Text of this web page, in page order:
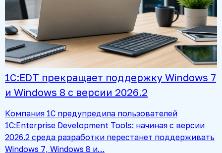
1С:EDT прекращает поддержку Windows 7
и Windows 8 с версии 2026.2
Компания 1С предупредила пользователей
1C:Enterprise Development Tools: начиная с версии
2026.2 среда разработки перестанет поддерживать
Windows 7, Windows 8 и…